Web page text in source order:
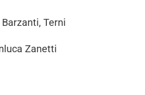
Terni
Zanetti